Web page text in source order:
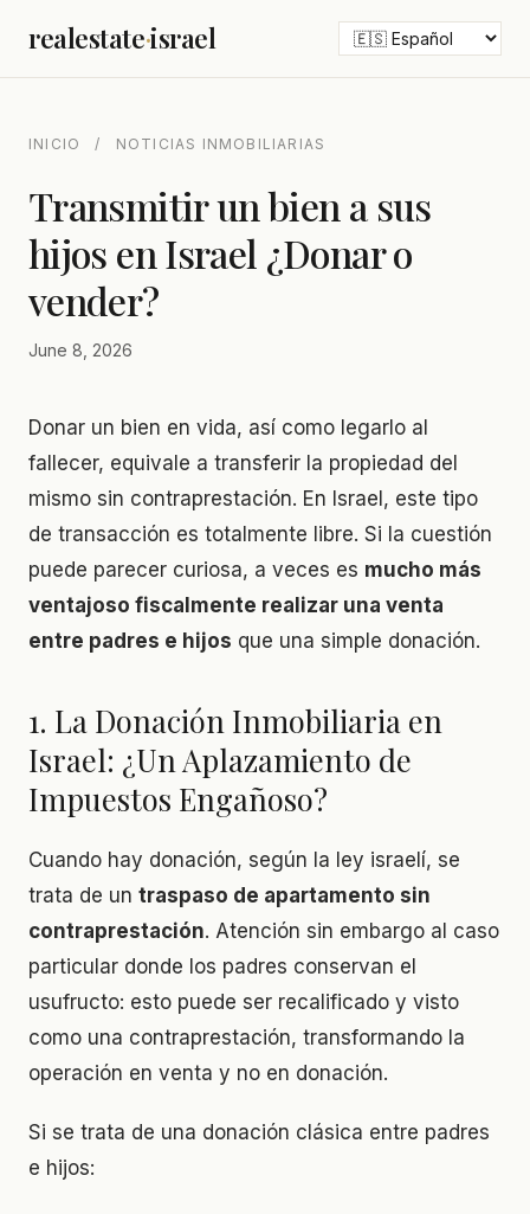
realestate·israel
INICIO / NOTICIAS INMOBILIARIAS
Transmitir un bien a sus
hijos en Israel ¿Donar o
vender?
June 8, 2026
Donar un bien en vida, así como legarlo al
fallecer, equivale a transferir la propiedad del
mismo sin contraprestación. En Israel, este tipo
de transacción es totalmente libre. Si la cuestión
puede parecer curiosa, a veces es mucho más
ventajoso fiscalmente realizar una venta
entre padres e hijos que una simple donación.
1. La Donación Inmobiliaria en
Israel: ¿Un Aplazamiento de
Impuestos Engañoso?
Cuando hay donación, según la ley israelí, se
trata de un traspaso de apartamento sin
contraprestación. Atención sin embargo al caso
particular donde los padres conservan el
usufructo: esto puede ser recalificado y visto
como una contraprestación, transformando la
operación en venta y no en donación.
Si se trata de una donación clásica entre padres
e hijos: